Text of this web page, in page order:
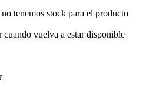
tenemos stock para el producto
cuando vuelva a estar disponible